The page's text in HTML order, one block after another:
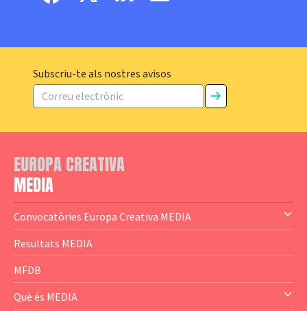
Subscriu-te als nostres avisos
EUROPA CREATIVA
MEDIA
Convocatòries Europa Creativa MEDIA
— Content Cluster
— Business Cluster
— Audience Cluster
Resultats MEDIA
MFDB
Què és MEDIA